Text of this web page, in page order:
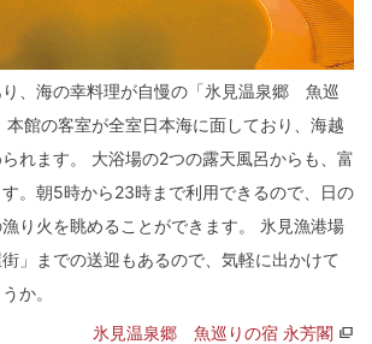
、海の幸料理が自慢の「氷見温泉郷 魚巡
本館の客室が全室日本海に面しており、海越
れます。 大浴場の2つの露天風呂からも、富
。朝5時から23時まで利用できるので、日の
り火を眺めることができます。 氷見漁港場
」までの送迎もあるので、気軽に出かけて
か。
氷見温泉郷 魚巡りの宿 永芳閣